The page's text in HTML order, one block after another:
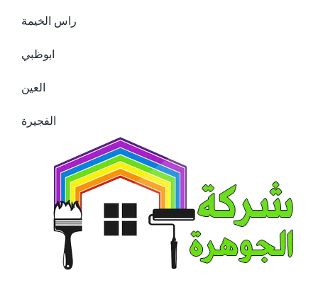
راس الخيمة
ابوظبي
العين
الفجيرة